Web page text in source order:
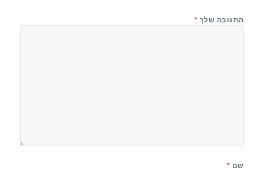
התגובה שלך *
שם *